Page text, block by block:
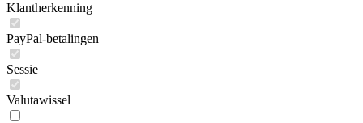
Klantherkenning
PayPal-betalingen
Sessie
Valutawissel